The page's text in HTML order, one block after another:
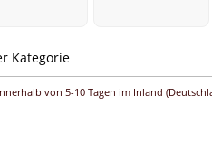
Kategorie
von 5-10 Tagen im Inland